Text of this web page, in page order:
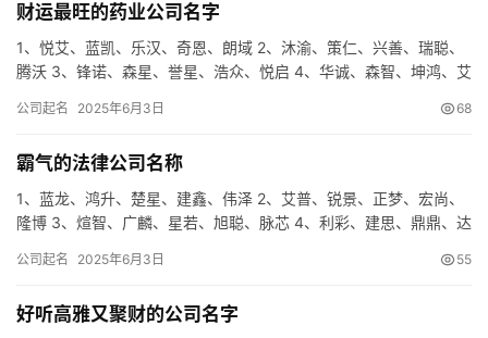
财运最旺的药业公司名字
1、悦艾、蓝凯、乐汉、奇恩、朗域 2、沐渝、策仁、兴善、瑞聪、
腾沃 3、锋诺、森星、誉星、浩众、悦启 4、华诚、森智、坤鸿、艾
公司起名 2025年6月3日 68
霸气的法律公司名称
1、蓝龙、鸿升、楚星、建鑫、伟泽 2、艾普、锐景、正梦、宏尚、
隆博 3、煊智、广麟、星若、旭聪、脉芯 4、利彩、建思、鼎鼎、达
公司起名 2025年6月3日 55
好听高雅又聚财的公司名字